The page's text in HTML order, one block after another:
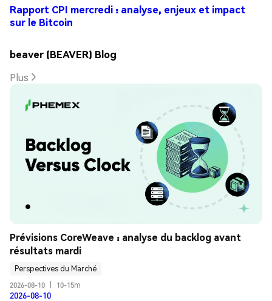
Rapport CPI mercredi : analyse, enjeux et impact
sur le Bitcoin
beaver (BEAVER) Blog
Plus
Prévisions CoreWeave : analyse du backlog avant
résultats mardi
Perspectives du Marché
2026-08-10
10-15m
2026-08-10